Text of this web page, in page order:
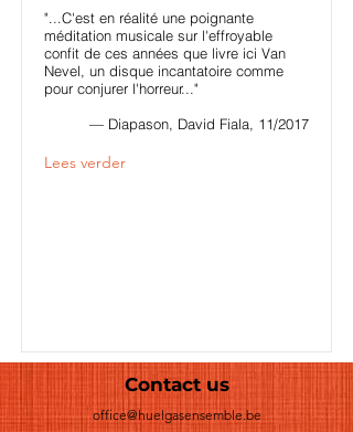
"...C'est en réalité une poignante
méditation musicale sur l'effroyable
confit de ces années que livre ici Van
Nevel, un disque incantatoire comme
pour conjurer l'horreur..."
— Diapason, David Fiala, 11/2017
Lees verder
Contact us
office@huelgasensemble.be